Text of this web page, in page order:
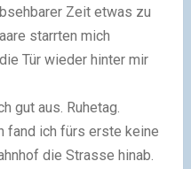
Zeit etwas zu
starrten mich
Tür wieder hinter mir
gut aus. Ruhetag.
fand ich fürs erste keine
die Strasse hinab.